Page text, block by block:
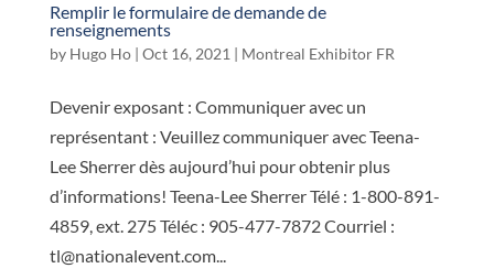
Remplir le formulaire de demande de
renseignements
by Hugo Ho| Oct 16, 2021 | Montreal Exhibitor FR
Devenir exposant : Communiquer avec un
représentant : Veuillez communiquer avec Teena-
Lee Sherrer dès aujourd’hui pour obtenir plus
d’informations! Teena-Lee Sherrer Télé : 1-800-891-
4859, ext. 275 Téléc : 905-477-7872 Courriel :
tl@nationalevent.com...